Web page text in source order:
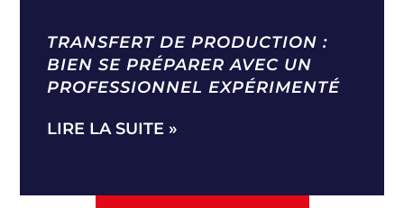
TRANSFERT DE PRODUCTION :
BIEN SE PRÉPARER AVEC UN
PROFESSIONNEL EXPÉRIMENTÉ
LIRE LA SUITE »